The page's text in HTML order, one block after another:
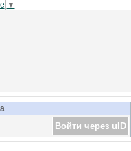
▼
Войти через uID